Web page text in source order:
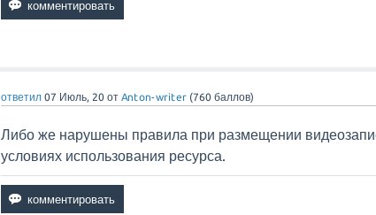
ответил 07 Июль, 20 отAnton-writer (760 баллов)
Либо же нарушены правила при размещении
условиях использования ресурса.